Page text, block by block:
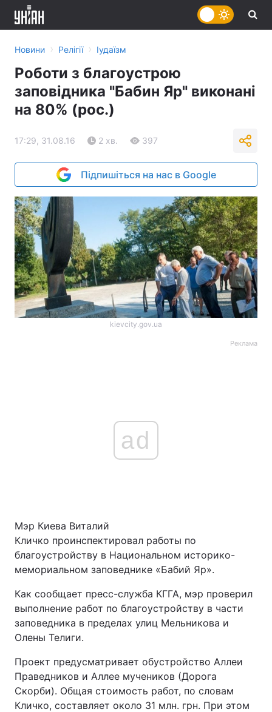
Головна Війна
Україна Політика
Спорт Наука
Техно і зв'язок Лайт
Новини › Релігії › Іудаїзм
Роботи з благоустрою
заповідника "Бабин Яр" виконані
на 80% (рос.)
17:29, 31.08.16 2 хв. 397
Підпишіться на нас в Google
kievcity.gov.ua
Реклама
ad
Мэр Киева Виталий
Кличко проинспектировал работы по
благоустройству в Национальном историко-
мемориальном заповеднике «Бабий Яр».
Как сообщает пресс-служба КГГА, мэр проверил
выполнение работ по благоустройству в части
заповедника в пределах улиц Мельникова и
Олены Телиги.
Проект предусматривает обустройство Аллеи
Праведников и Аллее мучеников (Дорога
Скорби). Общая стоимость работ, по словам
Кличко, составляет около 31 млн. грн. При этом